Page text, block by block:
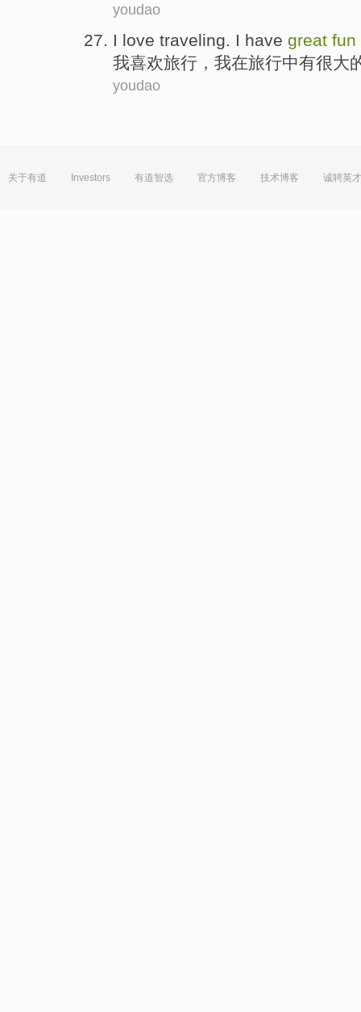
youdao
I love traveling. I have great fun
我喜欢旅行 ，我在旅行中有很大
youdao
关于有道 Investors 有道智选 官方博客 技术博客 诚聘英才